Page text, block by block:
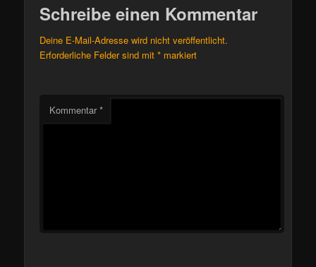
Schreibe einen Kommentar
Deine E-Mail-Adresse wird nicht veröffentlicht.
Erforderliche Felder sind mit* markiert
Kommentar*